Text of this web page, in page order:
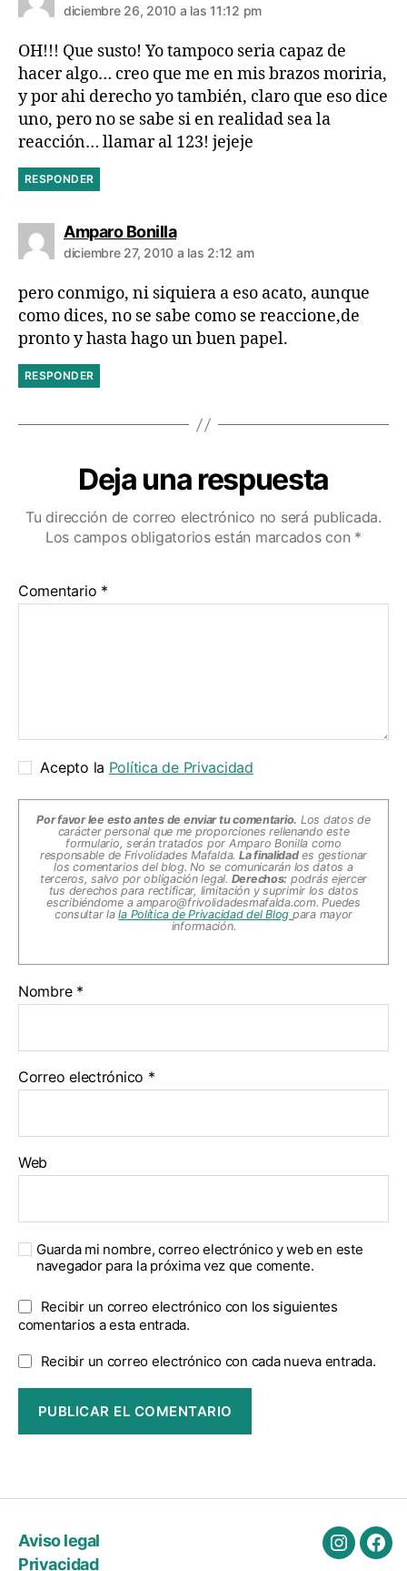
diciembre 26, 2010 a las 11:12 pm
OH!!! Que susto! Yo tampoco seria capaz de
hacer algo… creo que me en mis brazos moriria,
y por ahi derecho yo también, claro que eso dice
uno, pero no se sabe si en realidad sea la
reacción… llamar al 123! jejeje
RESPONDER
Amparo Bonilladice:
diciembre 27, 2010 a las 2:12 am
pero conmigo, ni siquiera a eso acato, aunque
como dices, no se sabe como se reaccione,de
pronto y hasta hago un buen papel.
RESPONDER
Deja una respuesta
Tu dirección de correo electrónico no será publicada.
Los campos obligatorios están marcados con *
Comentario *
Acepto la Política de Privacidad
Por favor lee esto antes de enviar tu comentario. Los datos de
carácter personal que me proporciones rellenando este
formulario, serán tratados por Amparo Bonilla como
responsable de Frivolidades Mafalda. La finalidades gestionar
los comentarios del blog. No se comunicarán los datos a
terceros, salvo por obligación legal. Derechos: podrás ejercer
tus derechos para rectificar, limitación y suprimir los datos
escribiéndome a amparo@frivolidadesmafalda.com. Puedes
consultar lala Política de Privacidad del Blog para mayor
información.
Nombre *
Correo electrónico *
Web
Guarda mi nombre, correo electrónico y web en este
navegador para la próxima vez que comente.
Recibir un correo electrónico con los siguientes
comentarios a esta entrada.
Recibir un correo electrónico con cada nueva entrada.
Aviso legal
Privacidad